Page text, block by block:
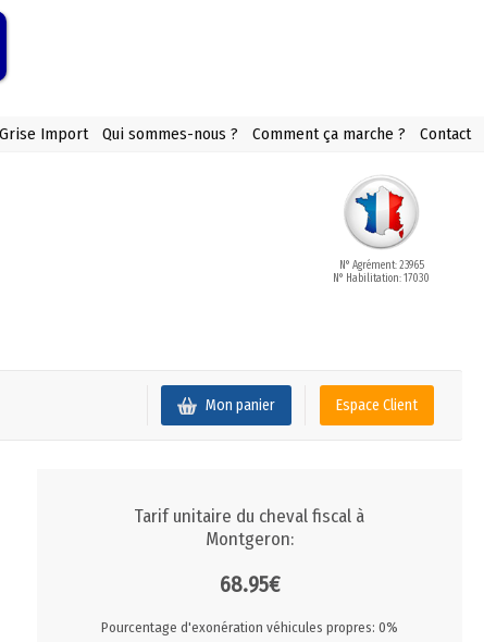
Import Qui sommes-nous ? Comment ça marche ? Contact
N° Agrément: 23965
N° Habilitation: 17030
Espace Client
Mon panier
Tarif unitaire du cheval fiscal à
Montgeron:
68.95€
Pourcentage d'exonération véhicules propres: 0%